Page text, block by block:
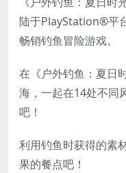
陆于PlayStation®平
畅销钓鱼冒险游戏。
在《户外钓鱼：夏日
海，一起在14处不同
吧！
利用钓鱼时获得的素
果的餐点吧！